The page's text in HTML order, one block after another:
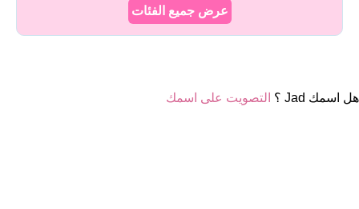
عرض جميع الفئات
هل اسمك Jad ؟ التصويت على اسمك